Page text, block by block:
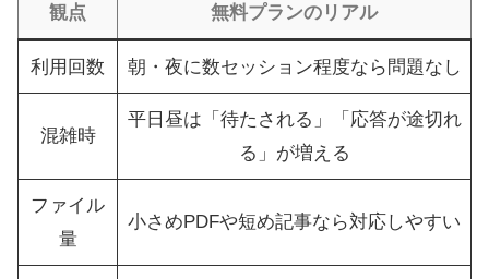
観点 無料プランのリアル
利用回数 朝・夜に数セッション程度なら問題なし
混雑時
平日昼は「待たされる」「応答が途切れ
る」が増える
ファイル
量
小さめPDFや短め記事なら対応しやすい